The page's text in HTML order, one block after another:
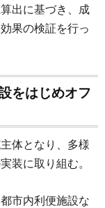
出に基づき、成
果の検証を行っ
をはじめオフ
体となり、多様
装に取り組む。
市内利便施設な